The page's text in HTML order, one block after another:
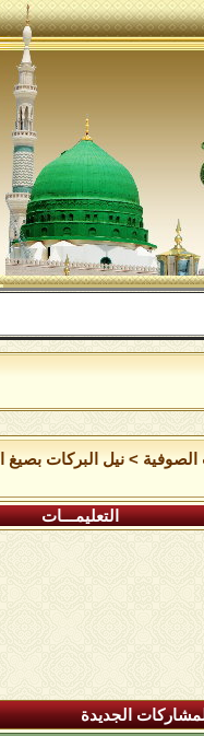
الصوفية >نيل البركات بصيغ
التعليمـــات
الجديدة